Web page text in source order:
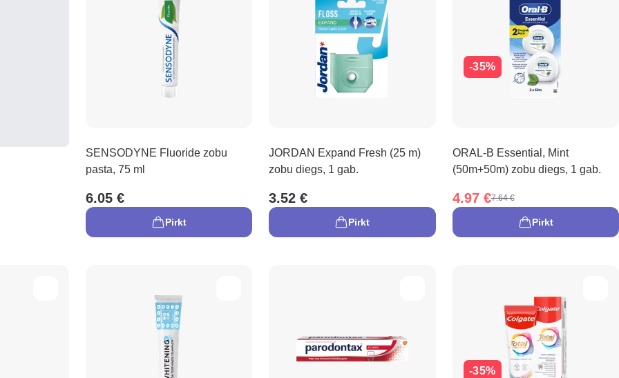
SENSODYNE Fluoride zobu
pasta, 75 ml
6.05 €
Pirkt
JORDAN Expand Fresh (25 m)
zobu diegs, 1 gab.
3.52 €
Pirkt
-35%
ORAL-B Essential, Mint
(50m+50m) zobu diegs, 1 gab.
4.97 €7.64 €
Pirkt
-35%